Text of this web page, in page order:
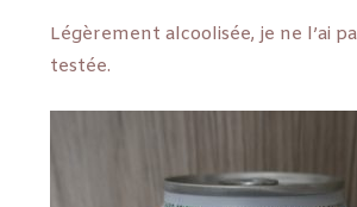
Légèrement alcoolisée, je ne l’ai
testée.